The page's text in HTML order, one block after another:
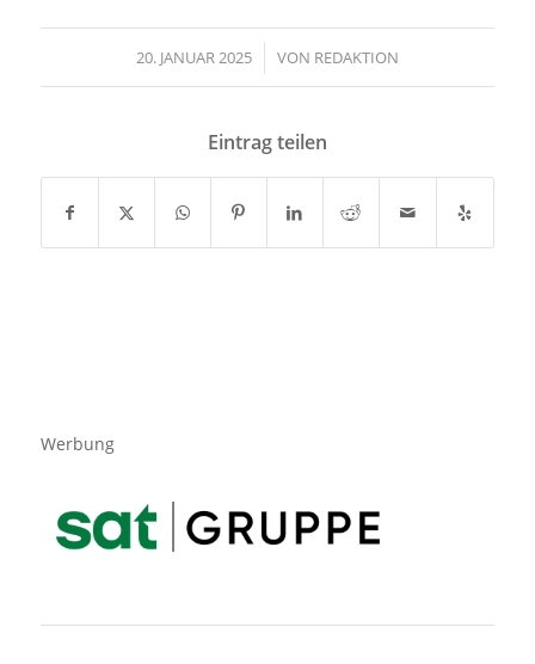
20. JANUAR 2025
/ VON REDAKTION
Eintrag teilen
Werbung